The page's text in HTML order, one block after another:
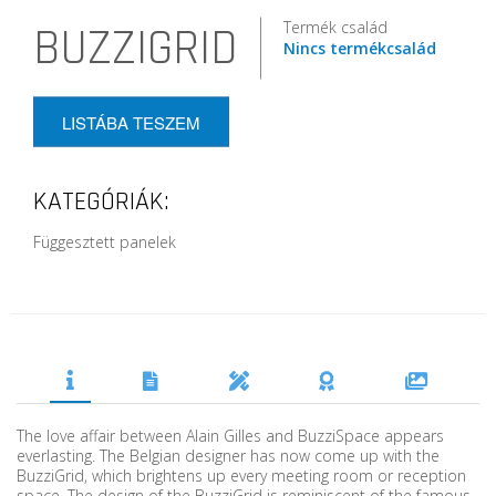
BUZZIGRID
Termék család
Nincs termékcsalád
LISTÁBA TESZEM
KATEGÓRIÁK:
Függesztett panelek
The love affair between Alain Gilles and BuzziSpace appears
everlasting. The Belgian designer has now come up with the
BuzziGrid, which brightens up every meeting room or reception